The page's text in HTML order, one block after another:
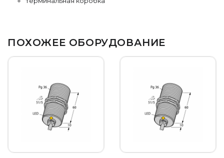
ПОХОЖЕЕ ОБОРУДОВАНИЕ